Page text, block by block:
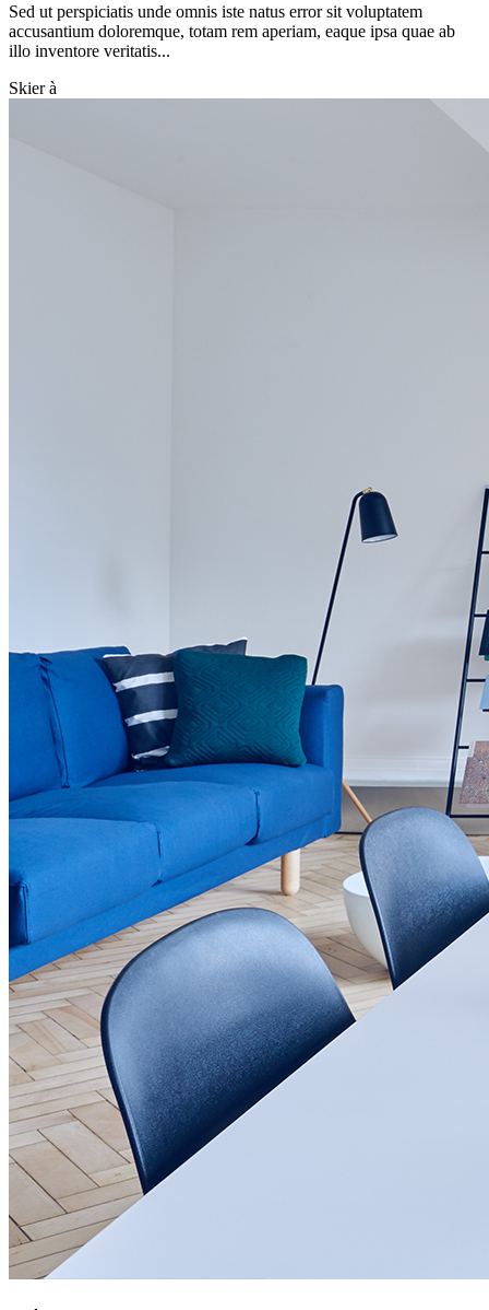
Sed ut perspiciatis unde omnis iste natus error sit voluptatem
accusantium doloremque, totam rem aperiam, eaque ipsa quae ab
illo inventore veritatis...
Skier à